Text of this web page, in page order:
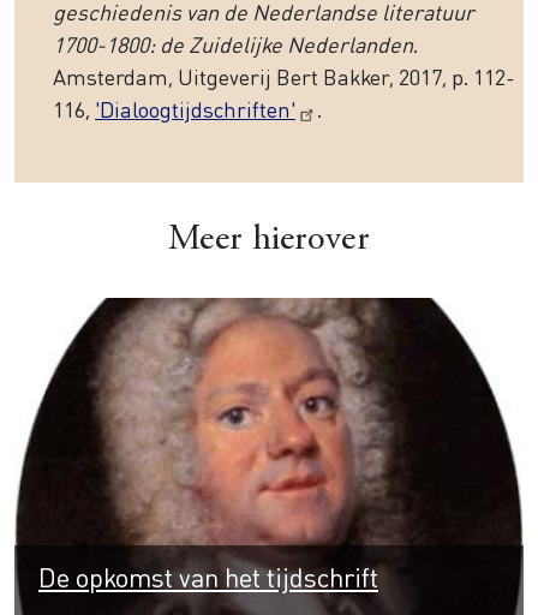
geschiedenis van de Nederlandse literatuur
1700-1800: de Zuidelijke Nederlanden.
Amsterdam, Uitgeverij Bert Bakker, 2017, p. 112-
116, 'Dialoogtijdschriften' .
Meer hierover
De opkomst van het tijdschrift